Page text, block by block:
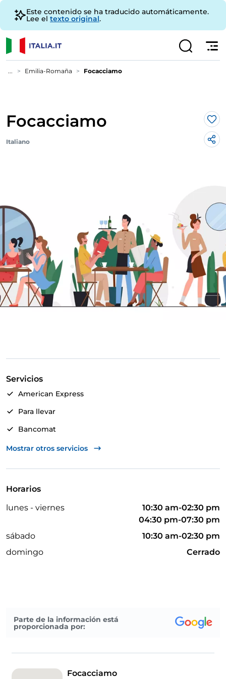
Este contenido se ha traducido automáticamente.
Lee el texto original.
... Emilia-Romaña Focacciamo
Focacciamo Me
Italiano
Servicios
American Express
Para llevar
Bancomat
Google Pay
Mesas de exterior
Visa
Mostrar otros servicios
Horarios
lunes - viernes
10:30 am-02:30 pm
04:30 pm-07:30 pm
sábado
10:30 am-02:30 pm
domingo
Cerrado
Parte de la información está
proporcionada por:
Focacciamo